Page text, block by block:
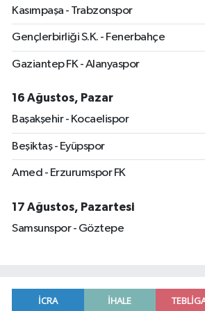
Kasımpaşa - Trabzonspor
Gençlerbirliği S.K. - Fenerbahçe
Gaziantep FK - Alanyaspor
16 Ağustos, Pazar
Başakşehir - Kocaelispor
Beşiktaş - Eyüpspor
Amed - Erzurumspor FK
17 Ağustos, Pazartesi
Samsunspor - Göztepe